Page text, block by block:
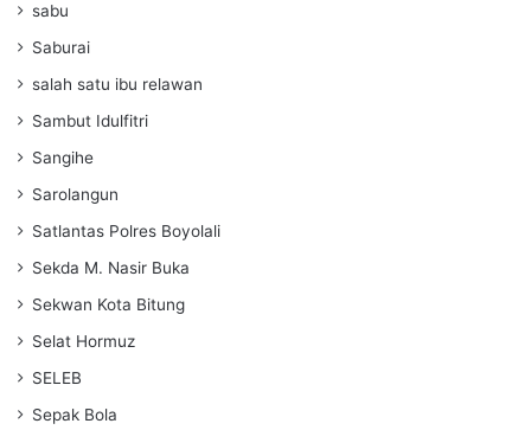
sabu
Saburai
salah satu ibu relawan
Sambut Idulfitri
Sangihe
Sarolangun
Satlantas Polres Boyolali
Sekda M. Nasir Buka
Sekwan Kota Bitung
Selat Hormuz
SELEB
Sepak Bola